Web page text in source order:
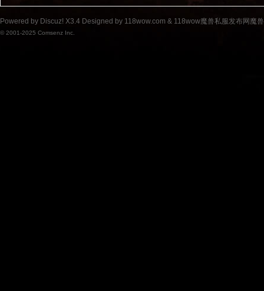
Powered by Discuz! X3.4 Designed by 118wow.com & 118wow魔兽私服发布网魔
© 2001-2025 Comsenz Inc.